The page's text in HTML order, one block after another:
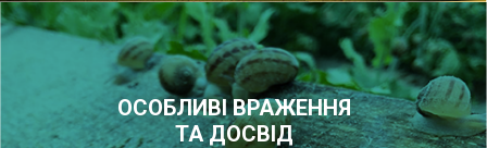
ОСОБЛИВІ ВРАЖЕННЯ
ТА ДОСВІД